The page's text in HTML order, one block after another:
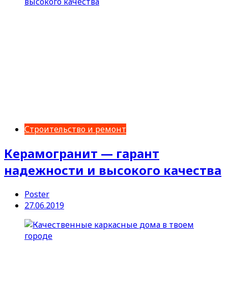
Строительство и ремонт
Керамогранит — гарант
надежности и высокого качества
Poster
27.06.2019